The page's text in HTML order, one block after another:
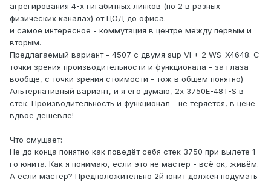
агрегирования 4-х гигабитных линков (по 2 в разных
физических каналах) от ЦОД до офиса.
и самое интересное - коммутация в центре между первым и
вторым.
Предлагаемый вариант - 4507 с двумя sup VI + 2 WS-X4648. С
точки зрения производительности и функционала - за глаза
вообще, с точки зрения стоимости - тож в общем понятно)
Альтернативный вариант, и я его думаю, 2х 3750E-48T-S в
стек. Производительность и функционал - не теряется, в цене -
вдвое дешевле!
Что смущает:
Не до конца понятно как поведёт себя стек 3750 при вылете 1-
го юнита. Как я понимаю, если это не мастер - всё ок, живём.
А если мастер? Предположительно 2й юнит должен подумать